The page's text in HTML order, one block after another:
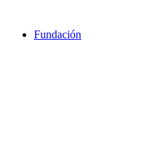
Fundación